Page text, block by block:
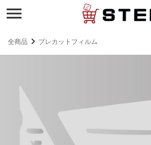
全商品 プレカットフィルム